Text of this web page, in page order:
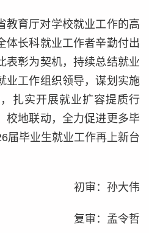
教育厅对学校就业工作的高
体长科就业工作者辛勤付出
表彰为契机，持续总结就业
业工作组织领导，谋划实施
扎实开展就业扩容提质行
校地联动，全力促进更多毕
届毕业生就业工作再上新台
初审：孙大伟
复审：孟令哲